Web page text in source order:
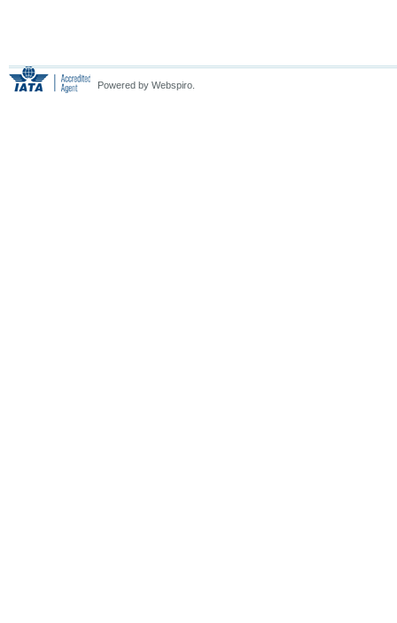
Powered by Webspiro.